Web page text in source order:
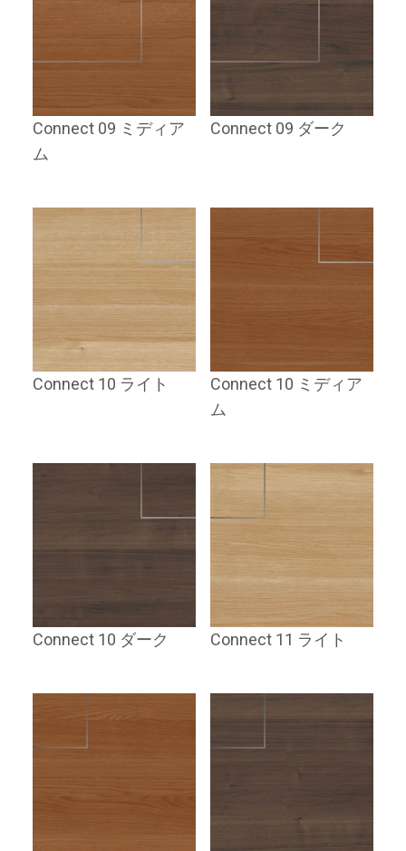
Connect 09 ミディア
ム
Connect 09 ダーク
Connect 10 ライト
Connect 10 ミディア
ム
Connect 10 ダーク Connect 11 ライト